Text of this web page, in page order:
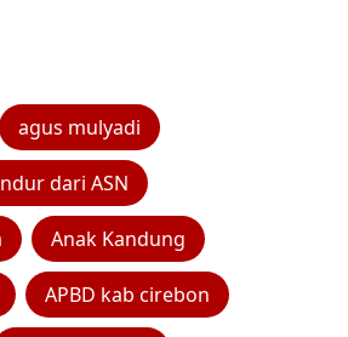
agus mulyadi
dari ASN
Anak Kandung
APBD kab cirebon